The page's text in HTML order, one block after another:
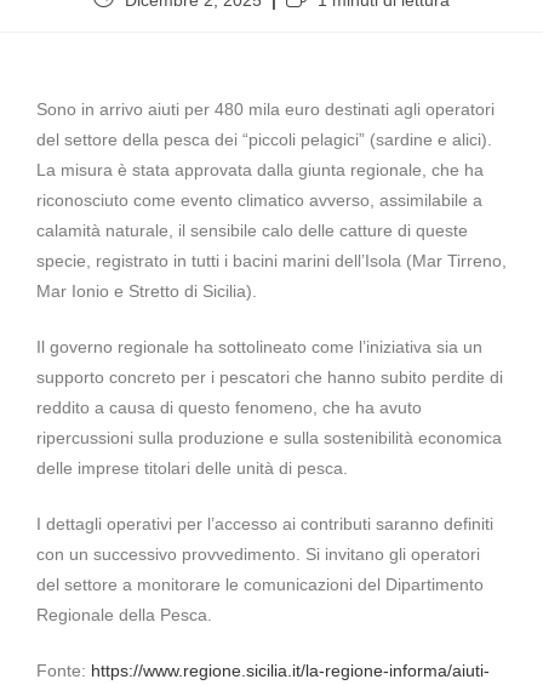
Sono in arrivo aiuti per 480 mila euro destinati agli operatori
del settore della pesca dei “piccoli pelagici” (sardine e alici).
La misura è stata approvata dalla giunta regionale, che ha
riconosciuto come evento climatico avverso, assimilabile a
calamità naturale, il sensibile calo delle catture di queste
specie, registrato in tutti i bacini marini dell’Isola (Mar Tirreno,
Mar Ionio e Stretto di Sicilia).
Il governo regionale ha sottolineato come l’iniziativa sia un
supporto concreto per i pescatori che hanno subito perdite di
reddito a causa di questo fenomeno, che ha avuto
ripercussioni sulla produzione e sulla sostenibilità economica
delle imprese titolari delle unità di pesca.
I dettagli operativi per l’accesso ai contributi saranno definiti
con un successivo provvedimento. Si invitano gli operatori
del settore a monitorare le comunicazioni del Dipartimento
Regionale della Pesca.
Fonte: https://www.regione.sicilia.it/la-regione-informa/aiuti-